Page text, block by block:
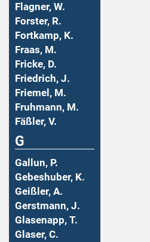
Flagner, W.
Forster, R.
Fortkamp, K.
Fraas, M.
Fricke, D.
Friedrich, J.
Friemel, M.
Fruhmann, M.
Fäßler, V.
G
Gallun, P.
Gebeshuber, K.
Geißler, A.
Gerstmann, J.
Glasenapp, T.
Glaser, C.